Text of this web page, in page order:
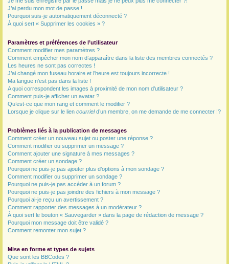
J’ai perdu mon mot de passe !
Pourquoi suis-je automatiquement déconnecté ?
À quoi sert « Supprimer les cookies » ?
Paramètres et préférences de l’utilisateur
Comment modifier mes paramètres ?
Comment empêcher mon nom d’apparaître dans la liste des membres connectés ?
Les heures ne sont pas correctes !
J’ai changé mon fuseau horaire et l’heure est toujours incorrecte !
Ma langue n’est pas dans la liste !
A quoi correspondent les images à proximité de mon nom d’utilisateur ?
Comment puis-je afficher un avatar ?
Qu’est-ce que mon rang et comment le modifier ?
Lorsque je clique sur le lien courrield’un membre, on me demande de me connecter !?
Problèmes liés à la publication de messages
Comment créer un nouveau sujet ou poster une réponse ?
Comment modifier ou supprimer un message ?
Comment ajouter une signature à mes messages ?
Comment créer un sondage ?
Pourquoi ne puis-je pas ajouter plus d’options à mon sondage ?
Comment modifier ou supprimer un sondage ?
Pourquoi ne puis-je pas accéder à un forum ?
Pourquoi ne puis-je pas joindre des fichiers à mon message ?
Pourquoi ai-je reçu un avertissement ?
Comment rapporter des messages à un modérateur ?
À quoi sert le bouton « Sauvegarder » dans la page de rédaction de message ?
Pourquoi mon message doit être validé ?
Comment remonter mon sujet ?
Mise en forme et types de sujets
Que sont les BBCodes ?